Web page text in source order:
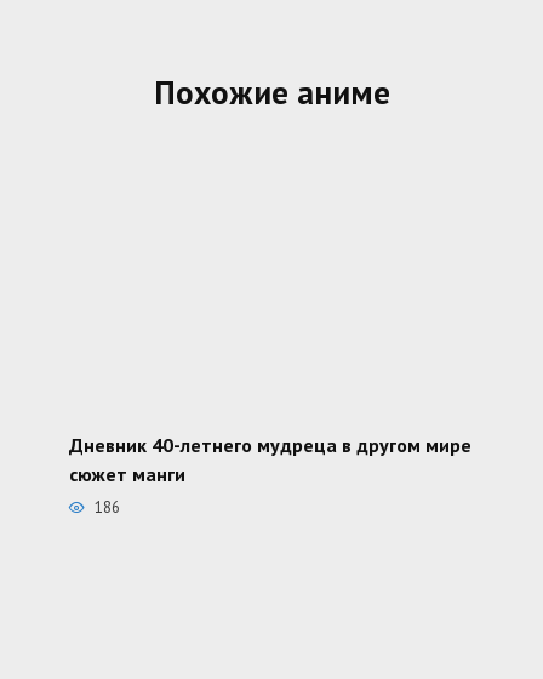
Похожие аниме
Дневник 40-летнего мудреца в другом мире
сюжет манги
186